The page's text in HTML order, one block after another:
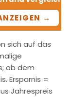
→
sich auf das
ab dem
Ersparnis =
Jahrespreis